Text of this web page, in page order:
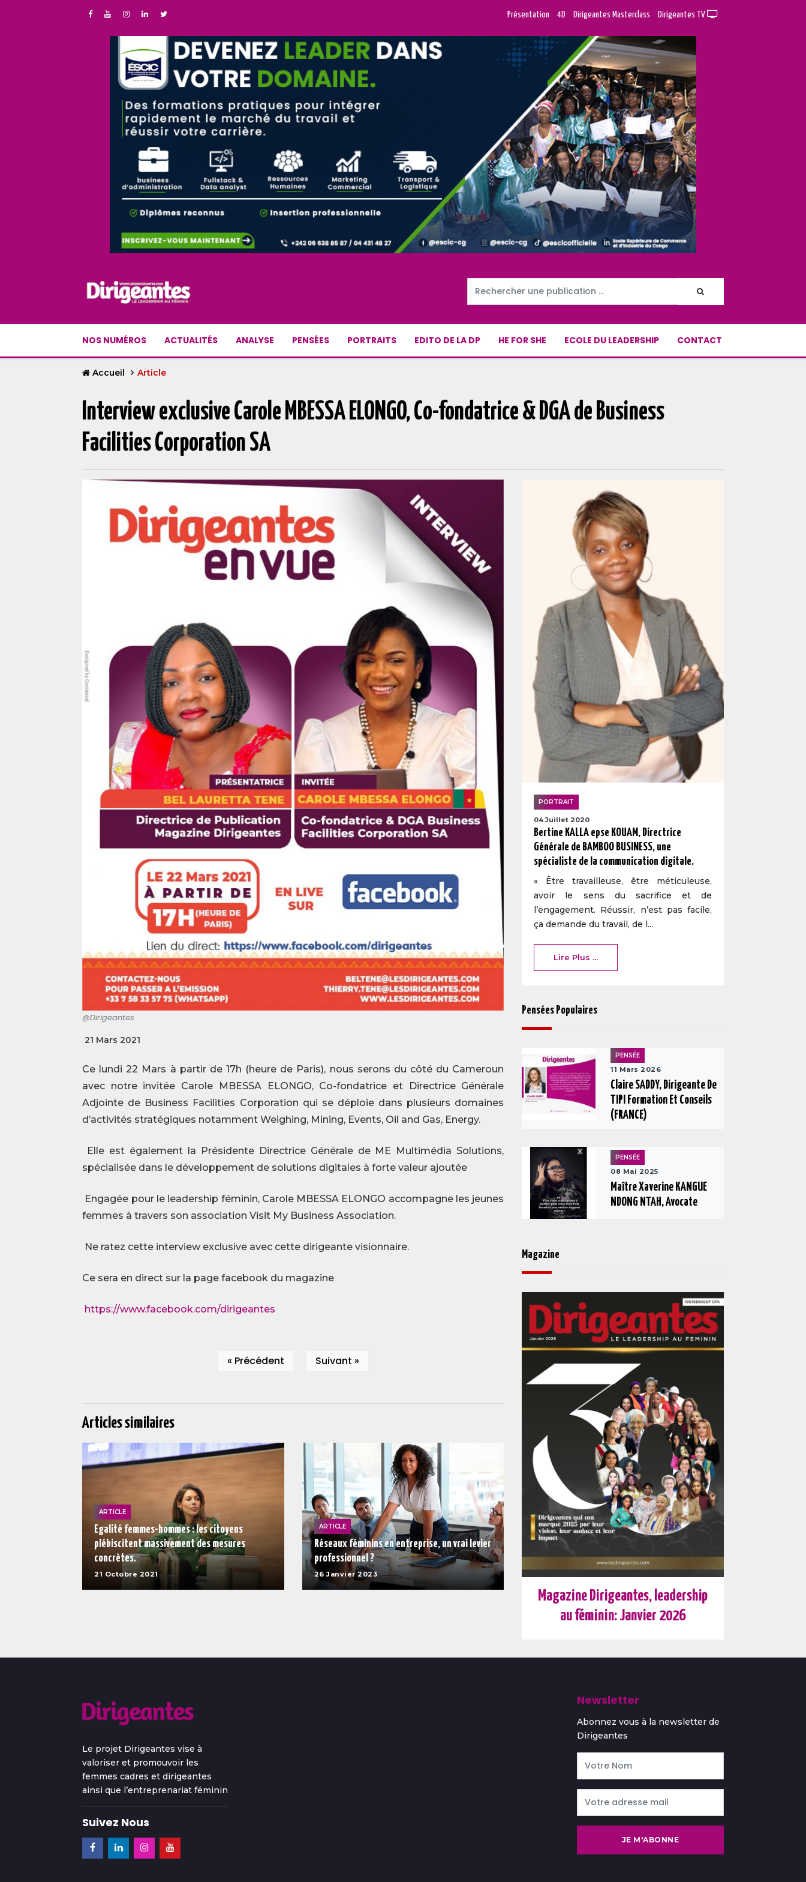
Présentation 4D Dirigeantes Masterclass Dirigeantes TV
NOS NUMÉROS ACTUALITÉS ANALYSE PENSÉES PORTRAITS EDITO DE LA DP HE FOR SHE ECOLE DU LEADERSHIP CONTACT
Accueil Article
Interview exclusive Carole MBESSA ELONGO, Co-fondatrice & DGA de Business
Facilities Corporation SA
@Dirigeantes
21 Mars 2021
Ce lundi 22 Mars à partir de 17h (heure de Paris), nous serons du côté du Cameroun
avec notre invitée Carole MBESSA ELONGO, Co-fondatrice et Directrice Générale
Adjointe de Business Facilities Corporation qui se déploie dans plusieurs domaines
d’activités stratégiques notamment Weighing, Mining, Events, Oil and Gas, Energy.
Elle est également la Présidente Directrice Générale de ME Multimédia Solutions,
spécialisée dans le développement de solutions digitales à forte valeur ajoutée
Engagée pour le leadership féminin, Carole MBESSA ELONGO accompagne les jeunes
femmes à travers son association Visit My Business Association.
Ne ratez cette interview exclusive avec cette dirigeante visionnaire.
Ce sera en direct sur la page facebook du magazine
https://www.facebook.com/dirigeantes
« Précédent Suivant »
Articles similaires
ARTICLE
Egalité femmes-hommes : les citoyens
plébiscitent massivement des mesures
concrètes.
21 Octobre 2021
ARTICLE
Réseaux féminins en entreprise, un vrai levier
professionnel ?
26 Janvier 2023
PORTRAIT
04 Juillet 2020
Bertine KALLA epse KOUAM, Directrice
Générale de BAMBOO BUSINESS, une
spécialiste de la communication digitale.
« Être travailleuse, être méticuleuse,
avoir le sens du sacrifice et de
l’engagement. Réussir, n’est pas facile,
ça demande du travail, de l...
Lire Plus ...
Pensées Populaires
PENSÉE
11 Mars 2026
Claire SADDY, Dirigeante De
TIPI Formation Et Conseils
(FRANCE)
PENSÉE
08 Mai 2025
Maître Xaverine KANGUE
NDONG NTAH, Avocate
Magazine
Magazine Dirigeantes, leadership
au féminin: Janvier 2026
Le projet Dirigeantes vise à
valoriser et promouvoir les
femmes cadres et dirigeantes
ainsi que l’entreprenariat féminin
Suivez Nous
Newsletter
Abonnez vous à la newsletter de
Dirigeantes
JE M'ABONNE